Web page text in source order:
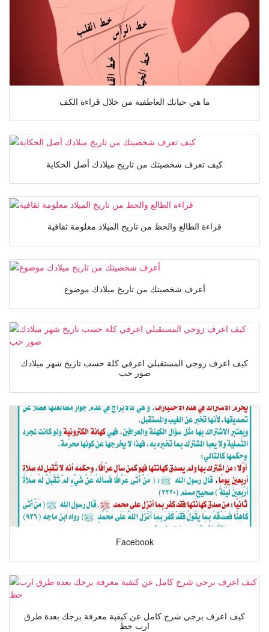
ما هي حياتك العاطفية من خلال قراءة الكف
كيف تعرف شخصيتك من تاريخ ميلادك أصل الحكاية
قراءة الطالع والحظ من تاريخ الميلاد معلومة ثقافية
أعرف شخصيتك من تاريخ ميلادك موضوع
كيف اعرف زوجي المستقبلي اعرفي كلة حسب تاريخ شهر ميلادك
صور حب
Facebook
كيف اعرف برجي شرح كامل عن كيفية معرفة برجك بعدة طرق
ارب حظ